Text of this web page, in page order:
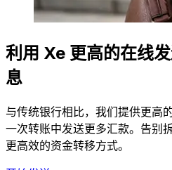
利用 Xe 更高的在线
息
与传统银行相比，我们提供更高
一次转账中发送更多汇款。告别
更高效的资金转移方式。